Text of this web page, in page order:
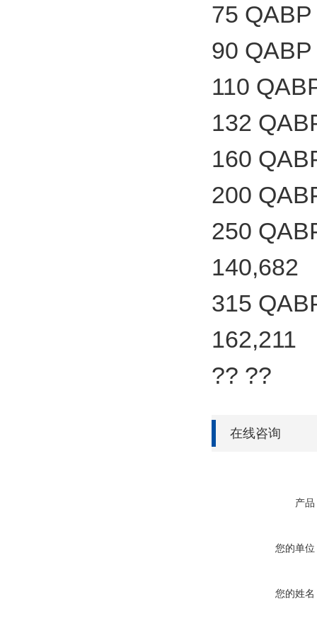
75
90
110
132
160
200
250
140,682
315
162,211
?? ??
在线咨询
产品
您的单位
您的姓名